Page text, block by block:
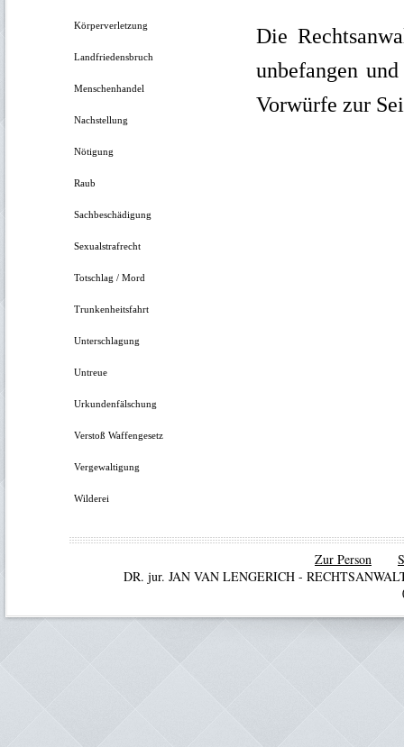
Körperverletzung
Landfriedensbruch
Menschenhandel
Nachstellung
Nötigung
Raub
Sachbeschädigung
Sexualstrafrecht
Totschlag / Mord
Trunkenheitsfahrt
Unterschlagung
Untreue
Urkundenfälschung
Verstoß Waffengesetz
Vergewaltigung
Wilderei
Die
unbefangen
Vorwürfe zur
Zur Person
DR. jur. JAN VAN LENGERICH -